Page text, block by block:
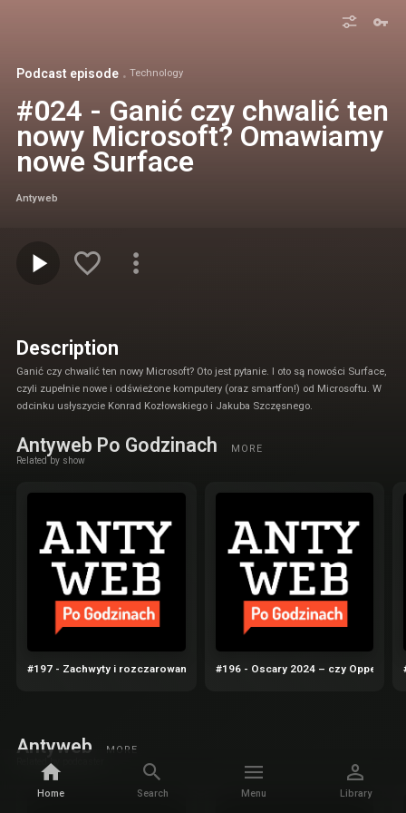
Home Search Menu Library
Podcast episode Technology
#024 - Ganić czy chwalić ten
nowy Microsoft? Omawiamy
nowe Surface
Antyweb
Description
Ganić czy chwalić ten nowy Microsoft? Oto jest pytanie. I oto są nowości Surface,
czyli zupełnie nowe i odświeżone komputery (oraz smartfon!) od Microsoftu. W
odcinku usłyszycie Konrad Kozłowskiego i Jakuba Szczęsnego.
Antyweb Po Godzinach MORE
Related by show
#197 - Zachwyty i rozczarowania iPhone 16 Pro#196 - Oscary 2024 – czy
Antyweb MORE
Related by podcaster